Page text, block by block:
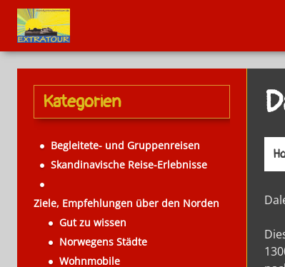
Kategorien
Begleitete- und Gruppenreisen
Skandinavische Reise-Erlebnisse
Ziele, Empfehlungen über den Norden
Gut zu wissen
Norwegens Städte
Wohnmobile